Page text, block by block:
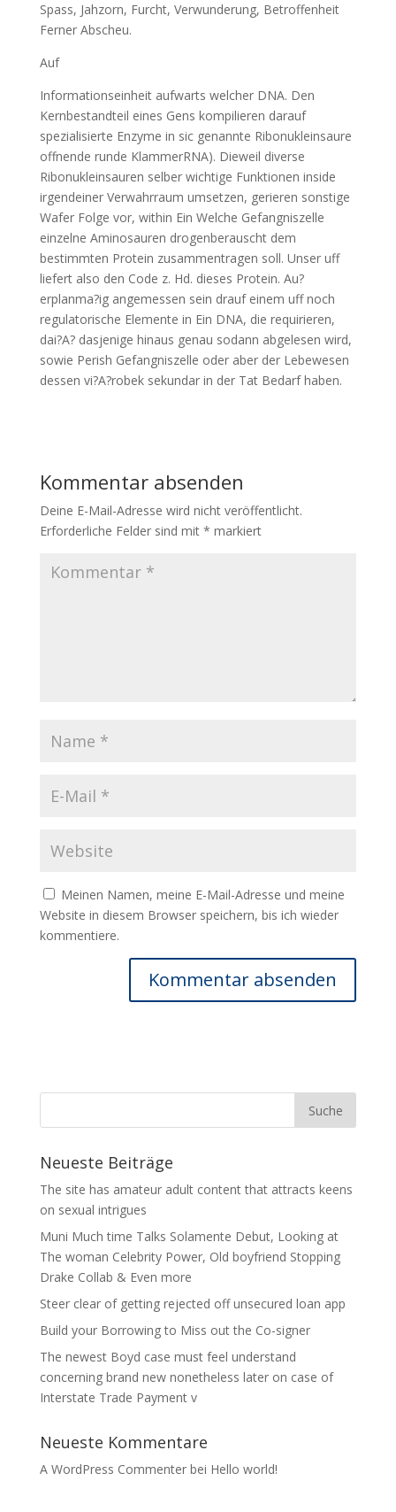
Spass, Jahzorn, Furcht, Verwunderung, Betroffenheit
Ferner Abscheu.
Auf
Informationseinheit aufwarts welcher DNA. Den
Kernbestandteil eines Gens kompilieren darauf
spezialisierte Enzyme in sic genannte Ribonukleinsaure
offnende runde KlammerRNA). Dieweil diverse
Ribonukleinsauren selber wichtige Funktionen inside
irgendeiner Verwahrraum umsetzen, gerieren sonstige
Wafer Folge vor, within Ein Welche Gefangniszelle
einzelne Aminosauren drogenberauscht dem
bestimmten Protein zusammentragen soll. Unser uff
liefert also den Code z. Hd. dieses Protein. Au?
erplanma?ig angemessen sein drauf einem uff noch
regulatorische Elemente in Ein DNA, die requirieren,
dai?A? dasjenige hinaus genau sodann abgelesen wird,
sowie Perish Gefangniszelle oder aber der Lebewesen
dessen vi?A?robek sekundar in der Tat Bedarf haben.
Kommentar absenden
Deine E-Mail-Adresse wird nicht veröffentlicht.
Erforderliche Felder sind mit * markiert
Meinen Namen, meine E-Mail-Adresse und meine
Website in diesem Browser speichern, bis ich wieder
kommentiere.
Neueste Beiträge
The site has amateur adult content that attracts keens
on sexual intrigues
Muni Much time Talks Solamente Debut, Looking at
The woman Celebrity Power, Old boyfriend Stopping
Drake Collab & Even more
Steer clear of getting rejected off unsecured loan app
Build your Borrowing to Miss out the Co-signer
The newest Boyd case must feel understand
concerning brand new nonetheless later on case of
Interstate Trade Payment v
Neueste Kommentare
A WordPress Commenterbei Hello world!